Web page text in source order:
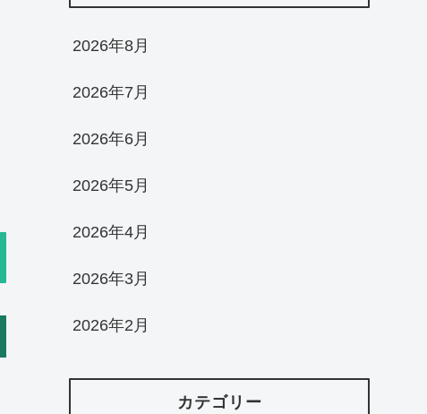
2026年8月
2026年7月
2026年6月
2026年5月
2026年4月
2026年3月
2026年2月
カテゴリー